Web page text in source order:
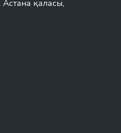
Астана қаласы,